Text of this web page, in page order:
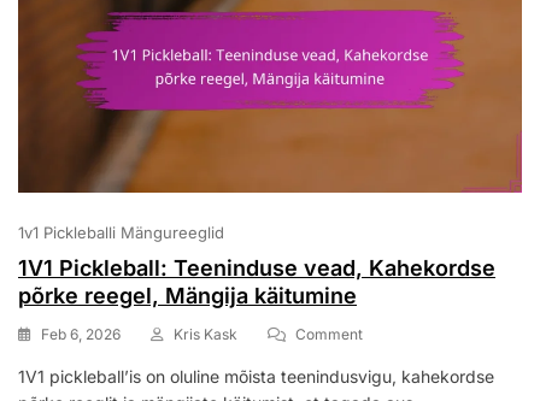
1v1 Pickleballi Mängureeglid
1V1 Pickleball: Teeninduse vead, Kahekordse
põrke reegel, Mängija käitumine
Feb 6, 2026 Kris Kask CommentOn
Pickleball:
1V1 pickleball’is on oluline mõista teenindusvigu, kahekordse